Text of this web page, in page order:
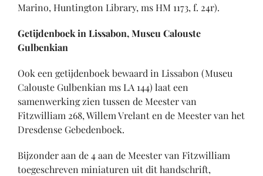
Marino, Huntington Library, ms HM 1173, f. 24r).
Getijdenboek in Lissabon, Museu Calouste
Gulbenkian
Ook een getijdenboek bewaard in Lissabon (Museu
Calouste Gulbenkian ms LA 144) laat een
samenwerking zien tussen de Meester van
Fitzwilliam 268, Willem Vrelant en de Meester van het
Dresdense Gebedenboek.
Bijzonder aan de 4 aan de Meester van Fitzwilliam
toegeschreven miniaturen uit dit handschrift,